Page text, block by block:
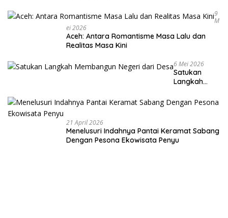
9
M
Ei 2026
Aceh: Antara Romantisme Masa Lalu dan
Realitas Masa Kini
6 Mei 2026
Satukan
Langkah
Negeri dari
Desa
21 April 2026
Menelusuri Indahnya Pantai Keramat Sabang
Dengan Pesona Ekowisata Penyu